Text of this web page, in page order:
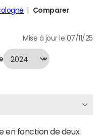
Comparer
Mise à jour le 07/11/25
en fonction de deux